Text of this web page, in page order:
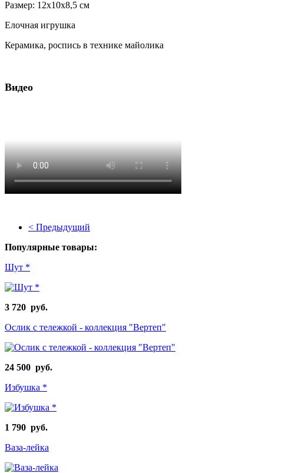
Размер: 12х10х8,5 см
Елочная игрушка
Керамика, роспись в технике майолика
Видео
< Предыдущий
Популярные товары:
Шут *
3 720 руб.
Ослик с тележкой - коллекция "Вертеп"
24 500 руб.
Избушка *
1 790 руб.
Ваза-лейка